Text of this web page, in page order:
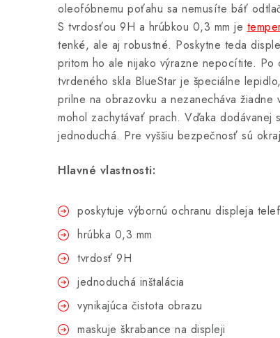
oleofóbnemu poťahu sa nemusíte báť
S tvrdosťou 9H a hrúbkou 0,3 mm je
tenké, ale aj robustné. Poskytne teda
pritom ho ale nijako výrazne nepocítite. Po
tvrdeného skla BlueStar je špeciálne
prilne na obrazovku a nezanecháva
mohol zachytávať prach. Vďaka dodávanej
jednoduchá. Pre vyššiu bezpečnosť sú
Hlavné vlastnosti:
poskytuje výbornú ochranu displeja
hrúbka 0,3 mm
tvrdosť 9H
jednoduchá inštalácia
vynikajúca čistota obrazu
maskuje škrabance na displeji